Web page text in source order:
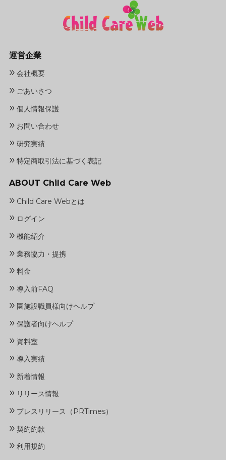
運営企業
» 会社概要
» ごあいさつ
» 個人情報保護
» お問い合わせ
» 研究実績
» 特定商取引法に基づく表記
ABOUT Child Care Web
» Child Care Webとは
» ログイン
» 機能紹介
» 業務協力・提携
» 料金
» 導入前FAQ
» 園施設職員様向けヘルプ
» 保護者向けヘルプ
» 資料室
» 導入実績
» 新着情報
» リリース情報
» プレスリリース（PRTimes）
» 契約約款
» 利用規約